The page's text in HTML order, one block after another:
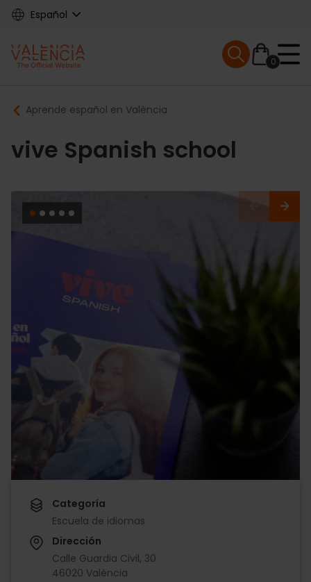
Skip
content
Español
Main
navigation
0
Mobile menu
Breadcrumb
Aprende español en València
vive Spanish school
Categoría
Escuela de idiomas
Dirección
Calle Guardia Civil, 30
46020 València